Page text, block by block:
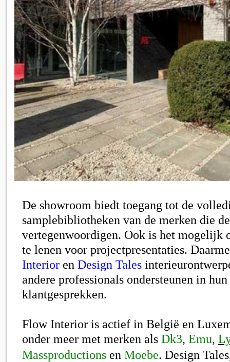
De showroom biedt toegang tot de
samplebibliotheken van de merken die
vertegenwoordigen. Ook is het mogelijk
te lenen voor projectpresentaties.
Interior en Design Tales
andere professionals ondersteunen in
klantgesprekken.
Flow Interior is actief in België en
onder meer met merken als Dk3, Emu,
Massproductions en Moebe. Design